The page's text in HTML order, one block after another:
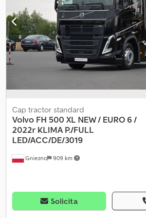
engleză, poloneză) FABIO +48 883 017 004
portugheză, poloneză) SARA +48 883 017
engleză, poloneză, armeană, spaniolă, italiană,
+48 883 017 200 (vorbește engleză, poloneză)
ÎMPRUMUT: le putem aranja la fața locului,
zile. Ajutăm clienții nou deschiși în obținerea
DEPARTAMENT FINANȚARE: FINANȚARE +48
ASIGURĂRI +48 691 370 370 ADMINISTRAȚIE
IMPORTATOR SMUSZKIEWICZ, 62-200
Gniezno 909 km
Cap tractor standard
Volvo FH 500 XL NEW / EURO 6 /
2022r KLIMA P./FULL
LED/ACC/DE/3019
Solicita